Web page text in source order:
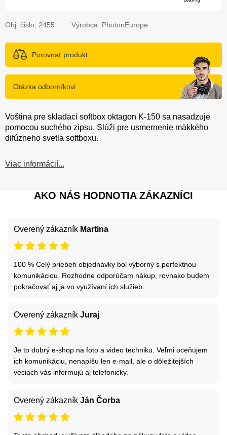
Obj. čislo: 2455 Výrobca: PhotonEurope
Porovnať produkt
Otázka odborníkovi
Voština pre skladací softbox oktagon K-150 sa nasadzuje
pomocou suchého zipsu. Slúži pre usmernenie mäkkého
difúzneho svetla softboxu.
Viac informácií...
AKO NÁS HODNOTIA ZÁKAZNÍCI
Overený zákazník Martina
100 % Celý priebeh objednávky bol výborný s perfektnou
komunikáciou. Rozhodne odporúčam nákup, rovnako budem
pokračovať aj ja vo využívaní ich služieb.
Overený zákazník Juraj
Je to dobrý e-shop na foto a video techniku. Veľmi oceňujem
ich komunikáciu, nenapíšu len e-mail, ale o dôležitejších
veciach vás informujú aj telefonicky.
Overený zákazník Ján Čorba